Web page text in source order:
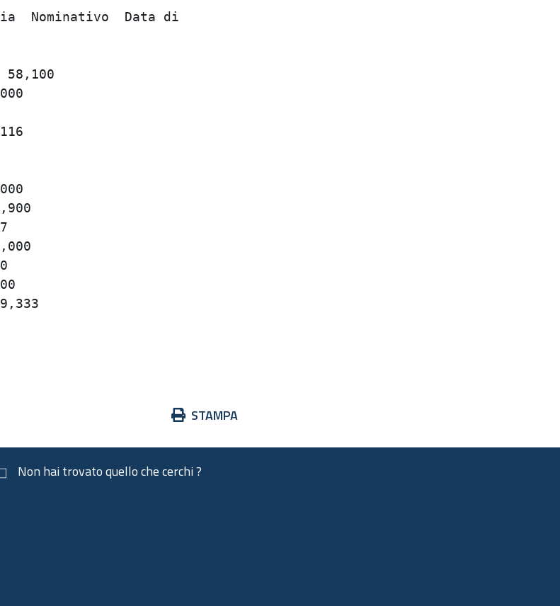
Nominativo  Data di
01/06/1955  58,250
25/12/1968  58,100
21/01/1983  58,000
05/1959  56,300
20/12/1967  54,116
02/01/1975  52,550
03/1972  51,100
03/02/1973  50,000
19/04/1982  48,900
14/09/1963  48,687
13/09/1966  47,000
06/02/1963  45,600
22/10/1979  40,000
14/11/1958  39,333
15/07/1953  39,000
Azioni
documento
STAMPA
Non hai trovato quello che cerchi ?